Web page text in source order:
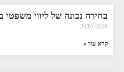
בחירה נכונה של ליווי משפטי
26/07/2026
קרא עוד »